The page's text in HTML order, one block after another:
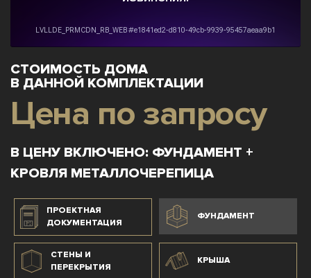
СТОИМОСТЬ ДОМА
В ДАННОЙ КОМПЛЕКТАЦИИ
Цена по запросу
В ЦЕНУ ВКЛЮЧЕНО: ФУНДАМЕНТ +
КРОВЛЯ МЕТАЛЛОЧЕРЕПИЦА
ПРОЕКТНАЯ
ДОКУМЕНТАЦИЯ
ФУНДАМЕНТ
СТЕНЫ И
ПЕРЕКРЫТИЯ
КРЫША